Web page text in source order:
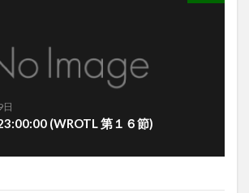
(WROTL 第１６節)